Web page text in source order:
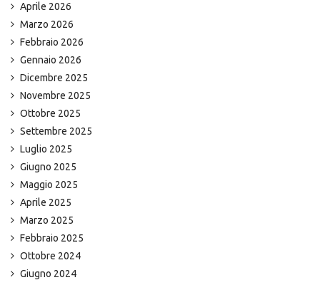
Aprile 2026
Marzo 2026
Febbraio 2026
Gennaio 2026
Dicembre 2025
Novembre 2025
Ottobre 2025
Settembre 2025
Luglio 2025
Giugno 2025
Maggio 2025
Aprile 2025
Marzo 2025
Febbraio 2025
Ottobre 2024
Giugno 2024